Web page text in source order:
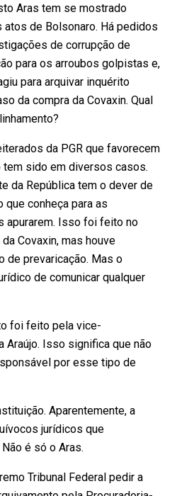
Aras tem se mostrado
de Bolsonaro. Há pedidos
de corrupção de
para os arroubos golpistas e,
para arquivar inquérito
da compra da Covaxin. Qual
da PGR que favorecem
sido em diversos casos.
da República tem o dever de
que conheça para as
apurarem. Isso foi feito no
Covaxin, mas houve
de prevaricação. Mas o
de comunicar qualquer
foi feito pela vice-
Araújo. Isso significa que não
por esse tipo de
Aparentemente, a
jurídicos que
é só o Aras.
Tribunal Federal pedir a